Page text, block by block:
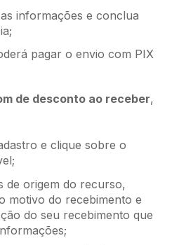
informações e conclua
pagar o envio com PIX
de desconto ao receber,
e clique sobre o
de origem do recurso,
motivo do recebimento e
do seu recebimento que